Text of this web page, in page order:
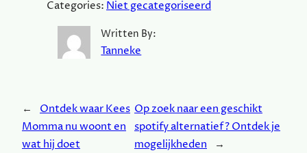
Categories: Niet gecategoriseerd
Written By:
Tanneke
←
Ontdek waar Kees
Momma nu woont en
wat hij doet
Op zoek naar een geschikt
spotify alternatief? Ontdek je
mogelijkheden
→